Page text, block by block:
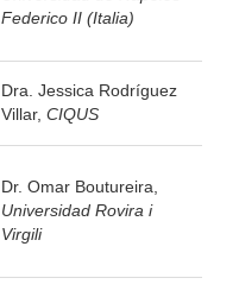
Federico II (Italia)
Dra. Jessica Rodríguez
Villar, CIQUS
Dr. Omar Boutureira,
Universidad Rovira i
Virgili